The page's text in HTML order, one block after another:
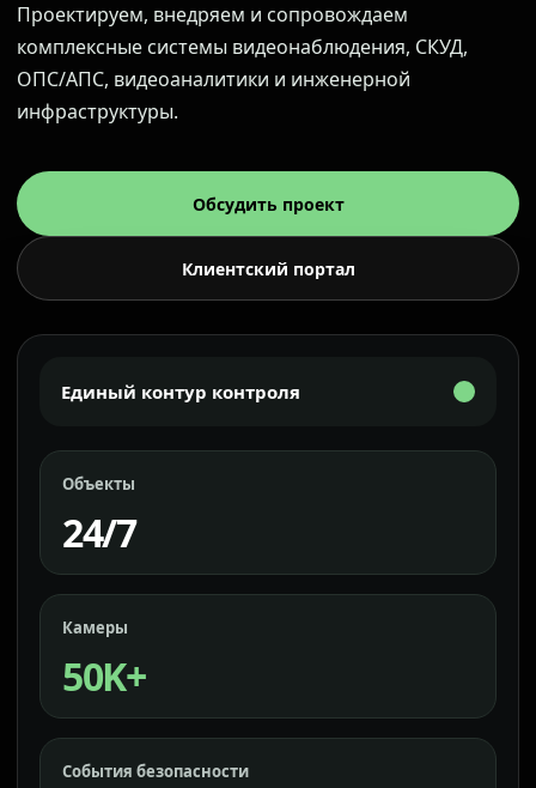
Проектируем, внедряем и сопровождаем
комплексные системы видеонаблюдения, СКУД,
ОПС/АПС, видеоаналитики и инженерной
инфраструктуры.
Обсудить проект
Клиентский портал
Единый контур контроля
Объекты
24/7
Камеры
50K+
События безопасности